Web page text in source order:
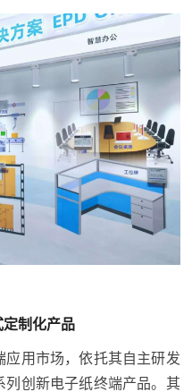
制化产品
用市场，依托其自主研发
列创新电子纸终端产品。其